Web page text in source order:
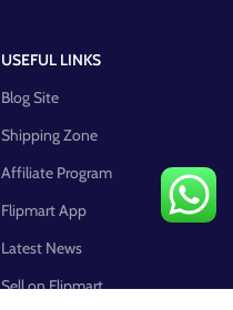
USEFUL LINKS
Blog Site
Shipping Zone
Affiliate Program
Flipmart App
Latest News
Sell on Flipmart